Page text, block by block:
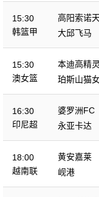
15:30
韩篮甲
高阳索诺
大邱飞马
15:30
澳女篮
本迪高精
珀斯山猫
16:30
印尼超
婆罗洲FC
永亚卡达
18:00
越南联
黄安嘉莱
岘港